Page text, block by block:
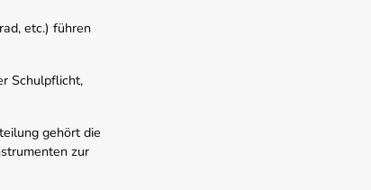
etc.) führen
Schulpflicht,
gehört die
zur